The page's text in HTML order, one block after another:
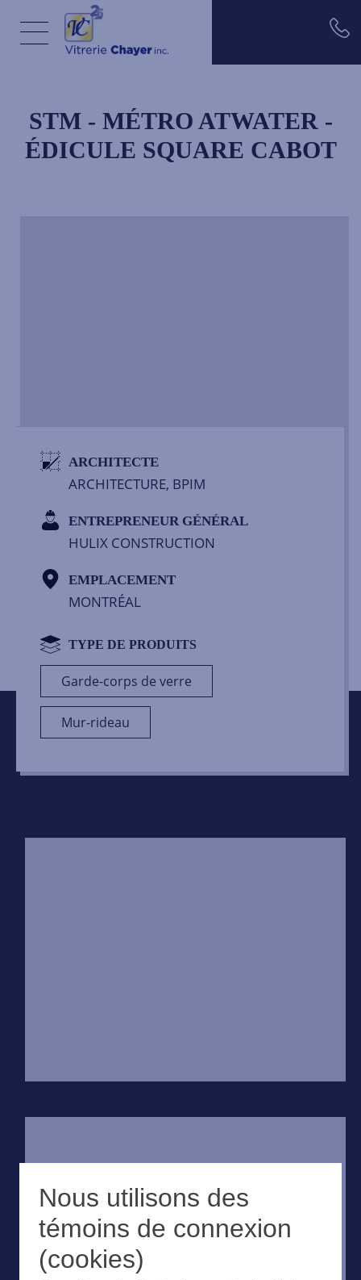
Aller au contenu principal
STM - MÉTRO ATWATER -
ÉDICULE SQUARE CABOT
ARCHITECTE
ARCHITECTURE, BPIM
ENTREPRENEUR GÉNÉRAL
HULIX CONSTRUCTION
EMPLACEMENT
MONTRÉAL
TYPE DE PRODUITS
Garde-corps de verre
Mur-rideau
Nous utilisons des
témoins de connexion
(cookies)